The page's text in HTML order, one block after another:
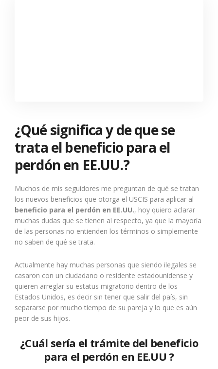
¿Qué significa y de que se
trata el beneficio para el
perdón en EE.UU.?
Muchos de mis seguidores me preguntan de qué se tratan
los nuevos beneficios que otorga el USCIS para aplicar al
beneficio para el perdón en EE.UU., hoy quiero aclarar
muchas dudas que se tienen al respecto, ya que la mayoría
de las personas no entienden los términos o simplemente
no saben de qué se trata.
Actualmente hay muchas personas que siendo ilegales se
casaron con un ciudadano o residente estadounidense y
quieren arreglar su estatus migratorio dentro de los
Estados Unidos, es decir sin tener que salir del país, sin
separarse por mucho tiempo de su pareja y lo que es aún
peor de sus hijos.
¿Cuál sería el trámite del beneficio
para el perdón en EE.UU ?